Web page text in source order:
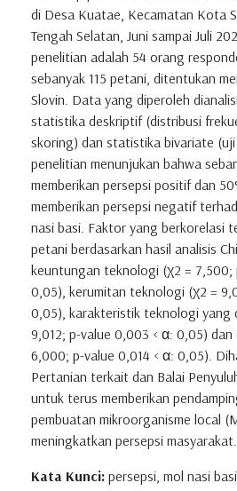
di Desa Kuatae, Kecamatan Kota
Tengah Selatan, Juni sampai Juli
penelitian adalah 54 orang
sebanyak 115 petani, ditentukan
Slovin. Data yang diperoleh
statistika deskriptif (distribusi
skoring) dan statistika bivariate
penelitian menunjukan bahwa
memberikan persepsi positif dan
memberikan persepsi negatif
nasi basi. Faktor yang berkorelasi
petani berdasarkan hasil analisis
keuntungan teknologi (χ2 = 7,500;
0,05), kerumitan teknologi (χ2 =
0,05), karakteristik teknologi yang
9,012; p-value 0,003 < α: 0,05)
6,000; p-value 0,014 < α: 0,05).
Pertanian terkait dan Balai
untuk terus memberikan
pembuatan mikroorganisme local
meningkatkan persepsi masyarakat.
Kata Kunci: persepsi, mol nasi